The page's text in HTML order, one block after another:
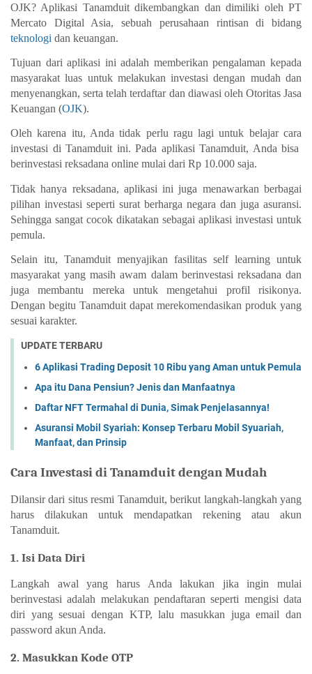
OJK? Aplikasi Tanamduit dikembangkan dan dimiliki oleh PT
teknologi dan keuangan.
Tujuan dari aplikasi ini adalah memberikan pengalaman kepada
masyarakat luas untuk melakukan investasi dengan mudah dan
menyenangkan, serta telah terdaftar dan diawasi oleh Otoritas Jasa
Keuangan (OJK).
Oleh karena itu, Anda tidak perlu ragu lagi untuk belajar cara
investasi di Tanamduit ini. Pada aplikasi Tanamduit, Anda bisa
berinvestasi reksadana online mulai dari Rp 10.000 saja.
Tidak hanya reksadana, aplikasi ini juga menawarkan berbagai
pilihan investasi seperti surat berharga negara dan juga asuransi.
Sehingga sangat cocok dikatakan sebagai aplikasi investasi untuk
pemula.
Selain itu, Tanamduit menyajikan fasilitas self learning untuk
masyarakat yang masih awam dalam berinvestasi reksadana dan
juga membantu mereka untuk mengetahui profil risikonya.
Dengan begitu Tanamduit dapat merekomendasikan produk yang
sesuai karakter.
UPDATE TERBARU
6 Aplikasi Trading Deposit 10 Ribu yang Aman untuk Pemula
Apa itu Dana Pensiun? Jenis dan Manfaatnya
Daftar NFT Termahal di Dunia, Simak Penjelasannya!
Asuransi Mobil Syariah: Konsep Terbaru Mobil Syuariah,
Manfaat, dan Prinsip
Cara Investasi di Tanamduit dengan Mudah
Dilansir dari situs resmi Tanamduit, berikut langkah-langkah yang
harus dilakukan untuk mendapatkan rekening atau akun
Tanamduit.
1. Isi Data Diri
Langkah awal yang harus Anda lakukan jika ingin mulai
berinvestasi adalah melakukan pendaftaran seperti mengisi data
diri yang sesuai dengan KTP, lalu masukkan juga email dan
password akun Anda.
2. Masukkan Kode OTP